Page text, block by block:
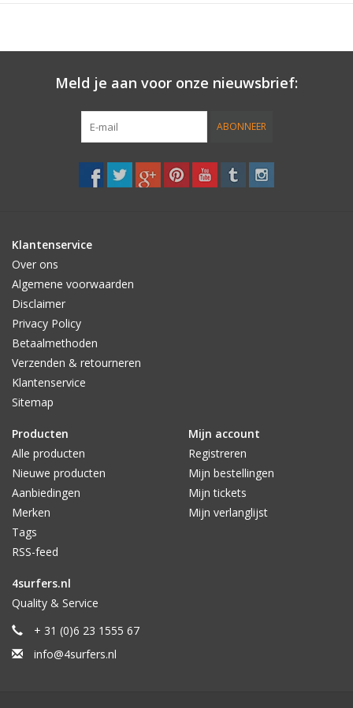
Surfer’s Ear: Vince Felix
Dropping In: Brent Russell.
Meld je aan voor onze nieuwsbrief:
ABONNEER
Klantenservice
Over ons
Algemene voorwaarden
Disclaimer
Privacy Policy
Betaalmethoden
Verzenden & retourneren
Klantenservice
Sitemap
Producten
Alle producten
Nieuwe producten
Aanbiedingen
Merken
Tags
RSS-feed
Mijn account
Registreren
Mijn bestellingen
Mijn tickets
Mijn verlanglijst
4surfers.nl
Quality & Service
+ 31 (0)6 23 1555 67
info@4surfers.nl